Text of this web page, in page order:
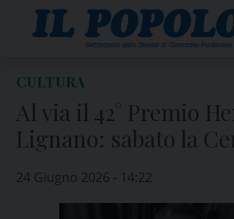
CULTURA
Al via il 42° Premio
Lignano: sabato la
24 Giugno 2026 - 14:22